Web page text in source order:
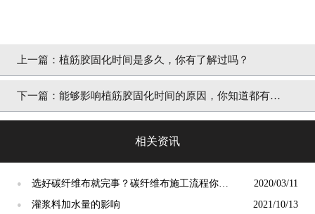
上一篇： 植筋胶固化时间是多久，你有了解过吗？
下一篇： 能够影响植筋胶固化时间的原因，你知道都有哪
相关资讯
●
选好碳纤维布就完事？碳纤维布施工流程你需
了解
2020/03/11
● 灌浆料加水量的影响 2021/10/13